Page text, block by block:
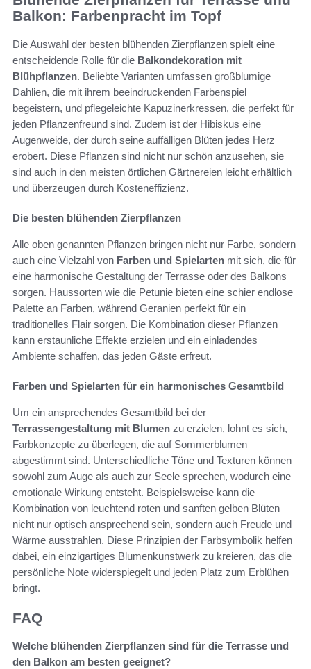
Balkon: Farbenpracht im Topf
Die Auswahl der besten blühenden Zierpflanzen spielt eine
entscheidende Rolle für die Balkondekoration mit
Blühpflanzen. Beliebte Varianten umfassen großblumige
Dahlien, die mit ihrem beeindruckenden Farbenspiel
begeistern, und pflegeleichte Kapuzinerkressen, die perfekt für
jeden Pflanzenfreund sind. Zudem ist der Hibiskus eine
Augenweide, der durch seine auffälligen Blüten jedes Herz
erobert. Diese Pflanzen sind nicht nur schön anzusehen, sie
sind auch in den meisten örtlichen Gärtnereien leicht erhältlich
und überzeugen durch Kosteneffizienz.
Die besten blühenden Zierpflanzen
Alle oben genannten Pflanzen bringen nicht nur Farbe, sondern
auch eine Vielzahl von Farben und Spielarten mit sich, die für
eine harmonische Gestaltung der Terrasse oder des Balkons
sorgen. Haussorten wie die Petunie bieten eine schier endlose
Palette an Farben, während Geranien perfekt für ein
traditionelles Flair sorgen. Die Kombination dieser Pflanzen
kann erstaunliche Effekte erzielen und ein einladendes
Ambiente schaffen, das jeden Gäste erfreut.
Farben und Spielarten für ein harmonisches Gesamtbild
Um ein ansprechendes Gesamtbild bei der
Terrassengestaltung mit Blumen zu erzielen, lohnt es sich,
Farbkonzepte zu überlegen, die auf Sommerblumen
abgestimmt sind. Unterschiedliche Töne und Texturen können
sowohl zum Auge als auch zur Seele sprechen, wodurch eine
emotionale Wirkung entsteht. Beispielsweise kann die
Kombination von leuchtend roten und sanften gelben Blüten
nicht nur optisch ansprechend sein, sondern auch Freude und
Wärme ausstrahlen. Diese Prinzipien der Farbsymbolik helfen
dabei, ein einzigartiges Blumenkunstwerk zu kreieren, das die
persönliche Note widerspiegelt und jeden Platz zum Erblühen
bringt.
FAQ
Welche blühenden Zierpflanzen sind für die Terrasse und
den Balkon am besten geeignet?